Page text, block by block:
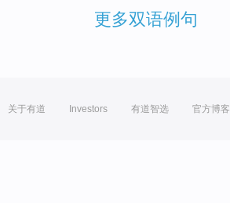
更多双语例句
关于有道 Investors 有道智选 官方博客